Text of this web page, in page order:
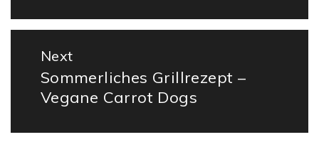
Next
Next
post:
Sommerliches Grillrezept –
Vegane Carrot Dogs